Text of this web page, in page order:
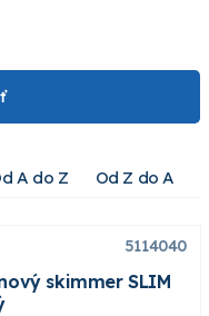
A do Z Od Z do A
5114040
skimmer SLIM